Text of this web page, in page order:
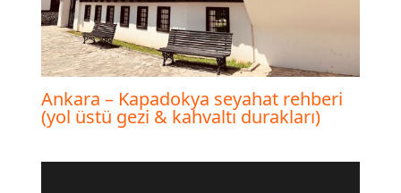
Ankara – Kapadokya seyahat rehberi
(yol üstü gezi & kahvaltı durakları)